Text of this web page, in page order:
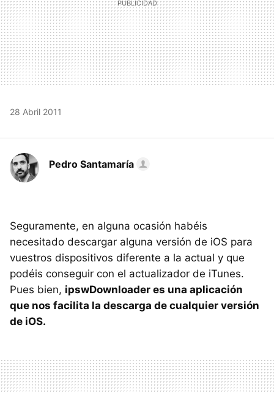
28 Abril 2011
Pedro Santamaría
Seguramente, en alguna ocasión habéis
necesitado descargar alguna versión de iOS para
vuestros dispositivos diferente a la actual y que
podéis conseguir con el actualizador de iTunes.
Pues bien, ipswDownloader es una aplicación
que nos facilita la descarga de cualquier versión
de iOS.